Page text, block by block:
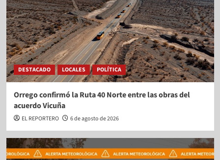
DESTACADO LOCALES POLÍTICA
Orrego confirmó la Ruta 40 Norte entre las obras del
acuerdo Vicuña
EL REPORTERO 6 de agosto de 2026